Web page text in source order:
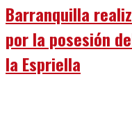
Barranquilla
por la posesión
la Espriella